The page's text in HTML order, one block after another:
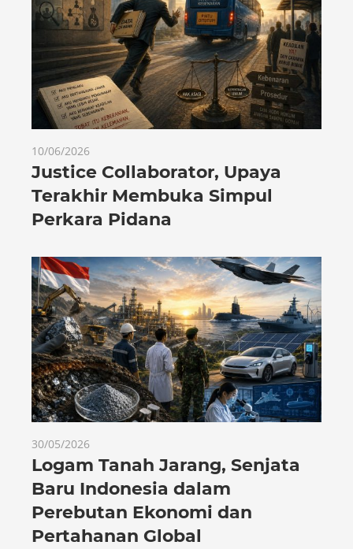
10/06/2026
Justice Collaborator, Upaya
Terakhir Membuka Simpul
Perkara Pidana
30/05/2026
Logam Tanah Jarang, Senjata
Baru Indonesia dalam
Perebutan Ekonomi dan
Pertahanan Global